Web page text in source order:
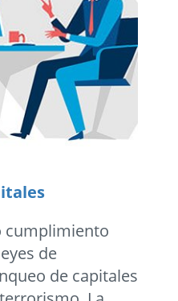
cumplimiento
de
de capitales